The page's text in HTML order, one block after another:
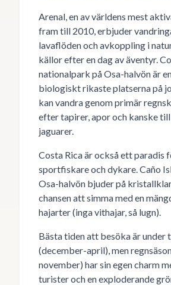
Arenal, en av världens mest
fram till 2010, erbjuder
lavaflöden och avkoppling i
källor efter en dag av äventyr.
nationalpark på Osa-halvön är
biologiskt rikaste platserna på
kan vandra genom primär
efter tapirer, apor och kanske
jaguarer.
Costa Rica är också ett paradis
sportfiskare och dykare. Caño
Osa-halvön bjuder på
chansen att simma med en
hajarter (inga vithajar, så lugn).
Bästa tiden att besöka är under
(december-april), men
november) har sin egen charm
turister och en exploderande